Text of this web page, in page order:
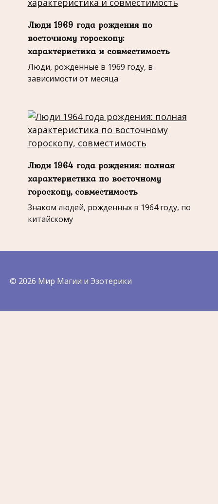
Люди 1969 года рождения по
восточному гороскопу:
характеристика и совместимость
Люди, рожденные в 1969 году, в
зависимости от месяца
Люди 1964 года рождения: полная
характеристика по восточному
гороскопу, совместимость
Знаком людей, рожденных в 1964 году, по
китайскому
© 2026 Мир Магии и Эзотерики